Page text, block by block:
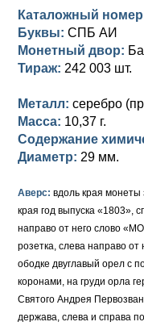
Для Финляндии
Памятные и
Для Финляндии
Памятные и
Медь
Для Финляндии
Памятные и
Серебро
Для Грузии
Русско-Польские
Для Польши
Золото
Серебро
Медь
Для Грузии
Для Польши
Павел I (1796-1801)
Серебро
Медь
Екатерина II (1762-
Золото
Серебро
Медь
Для Молдавии и
Таврические
Петр III (1762)
Елизавета I (1741-
Золото
Медь
Для Пруссии
Альбертусталер
Иоанн Антонович
Петр II (1727-1730)
Золото
Каталожный
Буквы: СПБ АИ
Монетный двор:
Тираж: 242 003 шт.
Металл: серебро
Масса: 10,37 г.
Содержание
Диаметр: 29 мм.
Аверс: вдоль края монеты
края год выпуска «1803»,
направо от него слово
розетка, слева направо
ободке двуглавый орел с
коронами, на груди орла
Святого Андрея
держава, слева и справа